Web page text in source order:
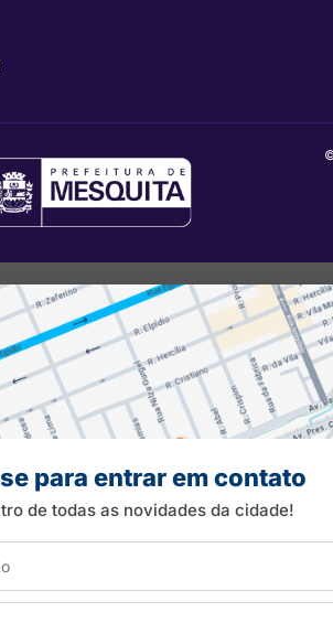
para entrar em contato
de todas as novidades da cidade!